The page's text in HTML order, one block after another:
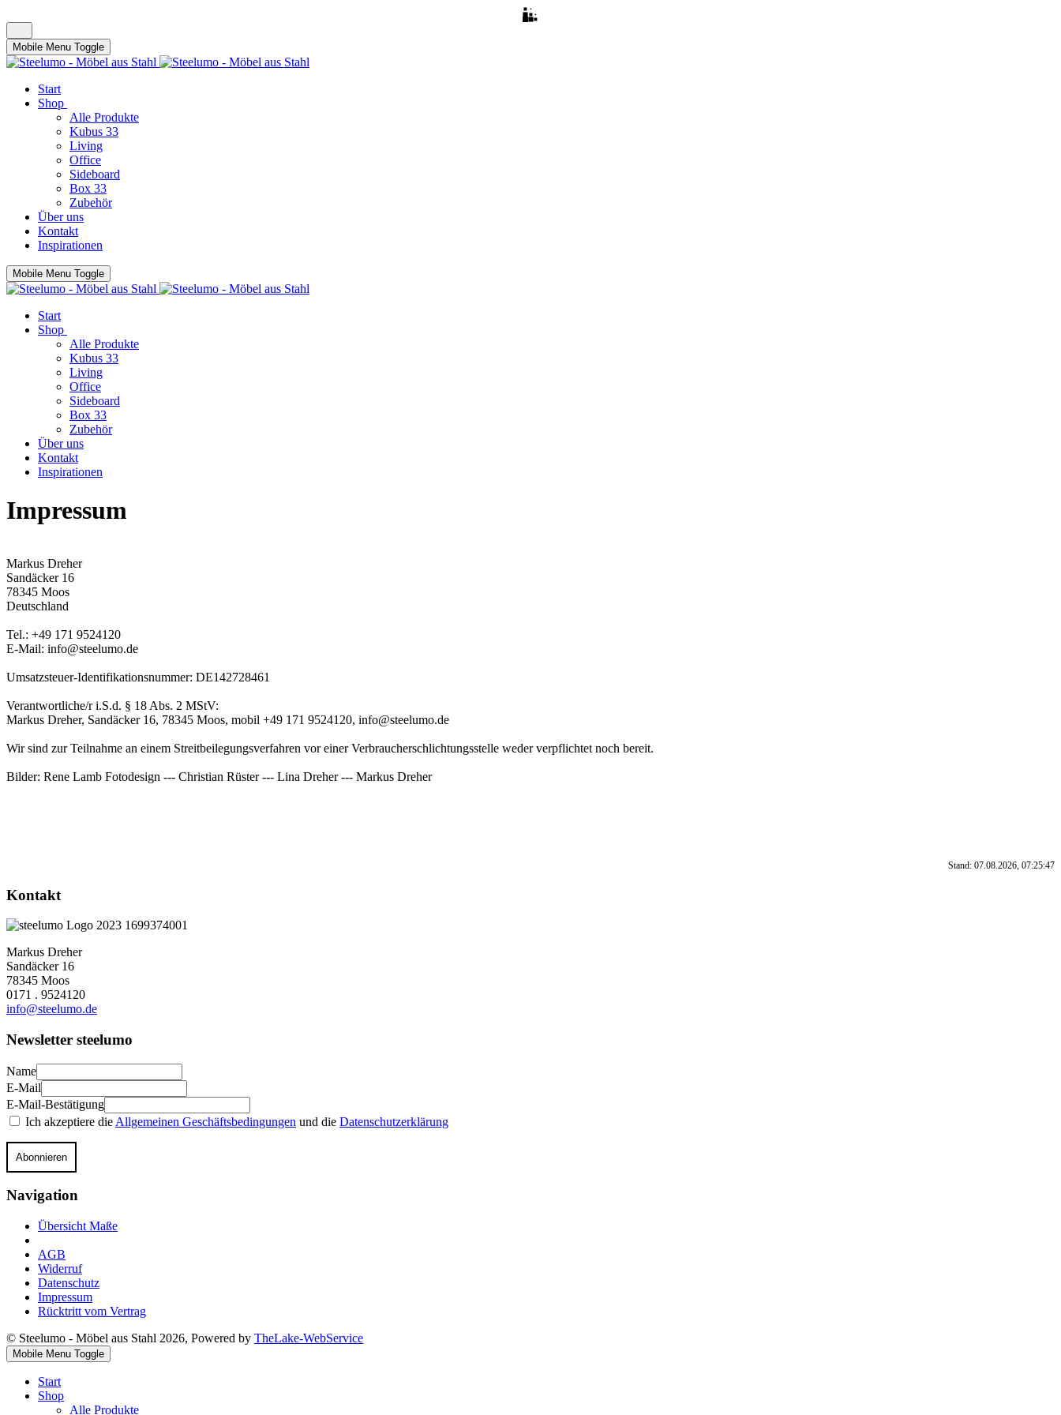
Mobile Menu Toggle
Start
Shop
Alle Produkte
Kubus 33
Living
Office
Sideboard
Box 33
Zubehör
Über uns
Kontakt
Inspirationen
Mobile Menu Toggle
Start
Shop
Alle Produkte
Kubus 33
Living
Office
Sideboard
Box 33
Zubehör
Über uns
Kontakt
Inspirationen
Impressum
Markus Dreher
Sandäcker 16
78345 Moos
Deutschland
Tel.: +49 171 9524120
E-Mail: info@steelumo.de
Umsatzsteuer-Identifikationsnummer: DE142728461
Verantwortliche/r i.S.d. § 18 Abs. 2 MStV:
Markus Dreher, Sandäcker 16, 78345 Moos, mobil +49 171 9524120, info@steelumo.de
Wir sind zur Teilnahme an einem Streitbeilegungsverfahren vor einer Verbraucherschlichtungsstelle weder verpflichtet noch bereit.
Bilder: Rene Lamb Fotodesign --- Christian Rüster --- Lina Dreher --- Markus Dreher
Stand: 07.08.2026, 07:25:47
Kontakt
Markus Dreher
Sandäcker 16
78345 Moos
0171 . 9524120
info@steelumo.de
Newsletter steelumo
Name
E-Mail
E-Mail-Bestätigung
Ich akzeptiere die Allgemeinen Geschäftsbedingungen und die Datenschutzerklärung
Abonnieren
Navigation
Übersicht Maße
AGB
Widerruf
Datenschutz
Impressum
Rücktritt vom Vertrag
© Steelumo - Möbel aus Stahl 2026, Powered by TheLake-WebService
Mobile Menu Toggle
Start
Shop
Alle Produkte